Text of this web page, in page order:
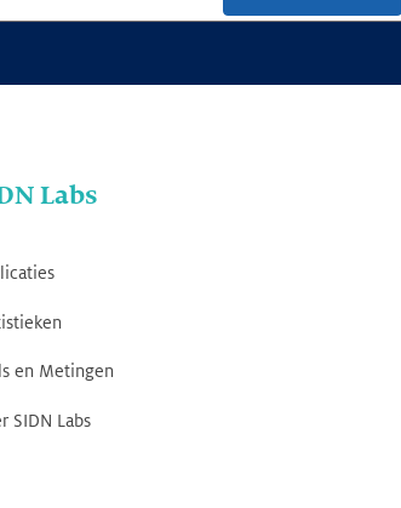
Labs
en Metingen
SIDN Labs